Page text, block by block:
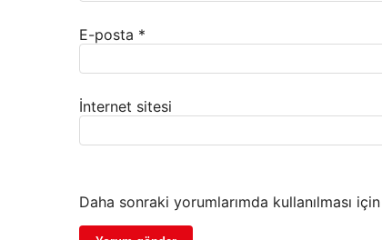
E-posta *
İnternet sitesi
Daha sonraki yorumlarımda kullanılması